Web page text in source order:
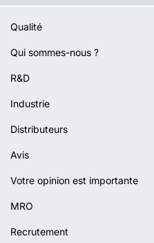
Qualité
Qui sommes-nous ?
R&D
Industrie
Distributeurs
Avis
Votre opinion est importante
MRO
Recrutement